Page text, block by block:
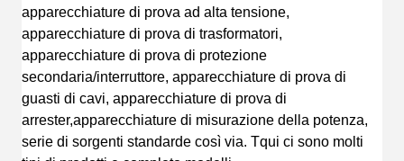
apparecchiature di prova ad alta tensione,
apparecchiature di prova di trasformatori,
apparecchiature di prova di protezione
secondaria/interruttore, apparecchiature di prova di
guasti di cavi, apparecchiature di prova di
arrester,apparecchiature di misurazione della potenza,
serie di sorgenti standarde così via. Tqui ci sono molti